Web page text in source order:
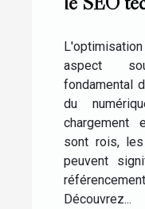
aspect
fondamental
du
chargement
sont rois,
peuvent
Découvrez...